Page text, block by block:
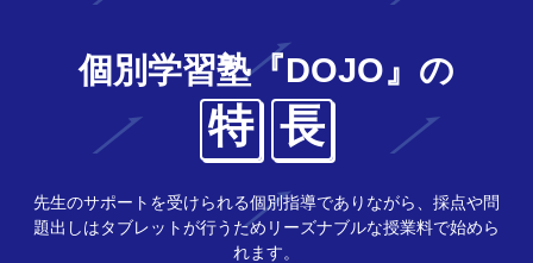
個別学習塾『DOJO』の
特 長
先生のサポートを受けられる個別指導でありながら、採点や問
題出しはタブレットが行うためリーズナブルな授業料で始めら
れます。